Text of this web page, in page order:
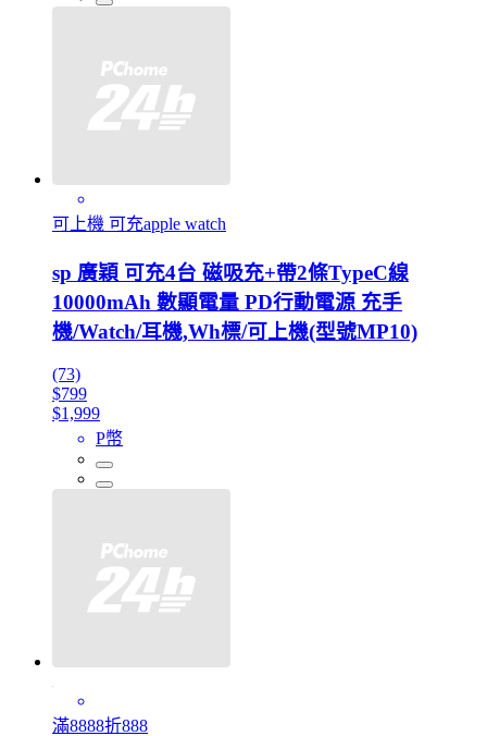
可上機 可充apple watch
sp 廣穎 可充4台 磁吸充+帶2條TypeC線
10000mAh 數顯電量 PD行動電源 充手
機/Watch/耳機,Wh標/可上機(型號MP10)
(73)
$799
$1,999
P幣
滿8888折888